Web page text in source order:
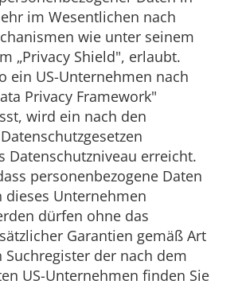
im Wesentlichen nach
wie unter seinem
„Privacy Shield", erlaubt.
ein US-Unternehmen nach
Privacy Framework"
wird ein nach den
Datenschutzniveau erreicht.
personenbezogene Daten
dieses Unternehmen
dürfen ohne das
Garantien gemäß Art
Suchregister der nach dem
US-Unternehmen finden Sie